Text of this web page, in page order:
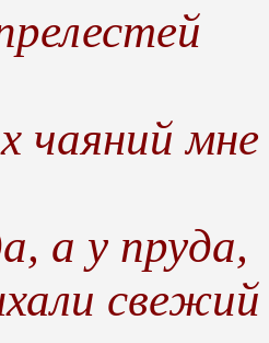
чаяний мне
а у пруда,
свежий